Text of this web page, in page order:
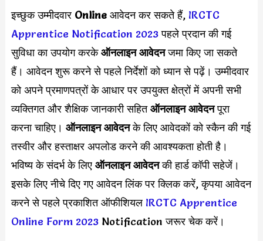
इच्छुक उम्मीदवार Online आवेदन कर सकते हैं, IRCTC
Apprentice Notification 2023पहले प्रदान की गई
सुविधा का उपयोग करकेऑनलाइन आवेदनजमा किए जा सकते
हैं। आवेदन शुरू करने से पहले निर्देशों को ध्यान से पढ़ें। उम्मीदवार
को अपने प्रमाणपत्रों के आधार पर उपयुक्त क्षेत्रों में अपनी सभी
व्यक्तिगत और शैक्षिक जानकारी सहितऑनलाइन आवेदनपूरा
करना चाहिए। ऑनलाइन आवेदनके लिए आवेदकों को स्कैन की गई
तस्वीर और हस्ताक्षर अपलोड करने की आवश्यकता होती है।
भविष्य के संदर्भ के लिए ऑनलाइन आवेदनकी हार्ड कॉपी सहेजें।
इसके लिए नीचे दिए गए आवेदन लिंक पर क्लिक करें, कृपया आवेदन
करने से पहले प्रकाशित ऑफीशियल IRCTC Apprentice
Online Form 2023Notification जरूर चेक करें।